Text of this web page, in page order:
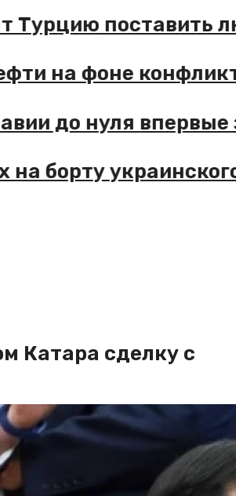
Турцию
нефти на фоне
до нуля
на борту
Катара сделку с